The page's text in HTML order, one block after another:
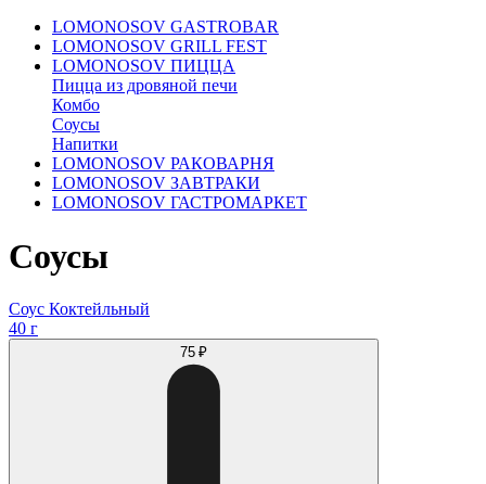
LOMONOSOV GASTROBAR
LOMONOSOV GRILL FEST
LOMONOSOV ПИЦЦА
Пицца из дровяной печи
Комбо
Соусы
Напитки
LOMONOSOV РАКОВАРНЯ
LOMONOSOV ЗАВТРАКИ
LOMONOSOV ГАСТРОМАРКЕТ
Соусы
Соус Коктейльный
40 г
75 ₽